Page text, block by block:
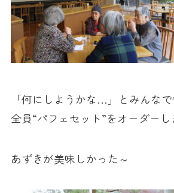
「何にしようかな…」とみんなで
全員“パフェセット”をオーダーし
あずきが美味しかった～